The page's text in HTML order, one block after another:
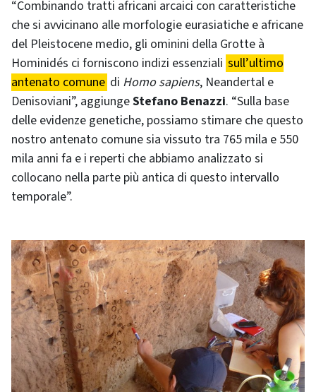
“Combinando tratti africani arcaici con caratteristiche
che si avvicinano alle morfologie eurasiatiche e africane
del Pleistocene medio, gli ominini della Grotte à
Hominidés ci forniscono indizi essenziali sull’ultimo
antenato comune di Homo sapiens, Neandertal e
Denisoviani”, aggiungeStefano Benazzi. “Sulla base
delle evidenze genetiche, possiamo stimare che questo
nostro antenato comune sia vissuto tra 765 mila e 550
mila anni fa e i reperti che abbiamo analizzato si
collocano nella parte più antica di questo intervallo
temporale”.